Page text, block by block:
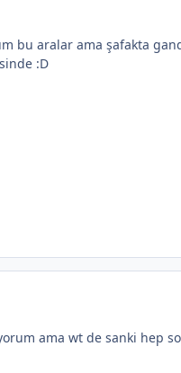
bu aralar ama şafakta
:D
ama wt de sanki hep